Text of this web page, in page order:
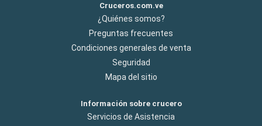
Cruceros.com.ve
¿Quiénes somos?
Preguntas frecuentes
Condiciones generales de venta
Seguridad
Mapa del sitio
Información sobre crucero
Servicios de Asistencia